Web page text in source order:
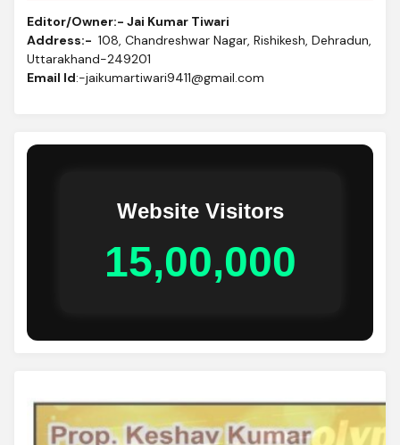
Editor/Owner:- Jai Kumar Tiwari
Address:- 108, Chandreshwar Nagar, Rishikesh, Dehradun,
Uttarakhand-249201
Email Id:-jaikumartiwari9411@gmail.com